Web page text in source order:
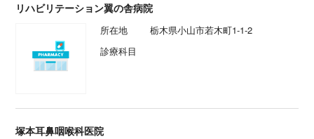
リハビリテーション翼の舎病院
所在地
栃木県小山市若木町1-1-2
診療科目
塚本耳鼻咽喉科医院